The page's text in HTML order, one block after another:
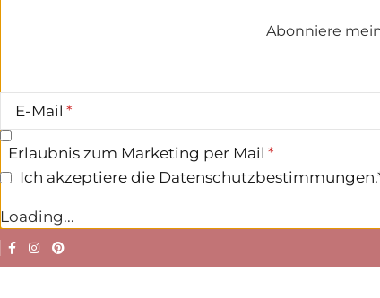
Abonniere
E-Mail
Erlaubnis zum Marketing per Mail
Ich akzeptiere die
Loading...